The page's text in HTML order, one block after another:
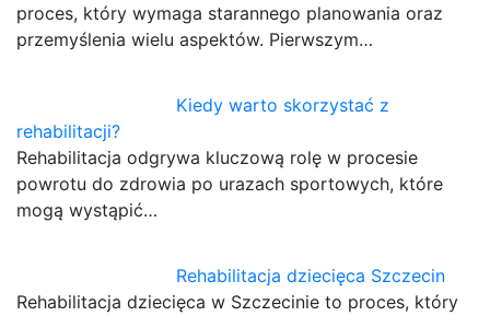
proces, który wymaga starannego planowania oraz
przemyślenia wielu aspektów. Pierwszym…
Kiedy warto skorzystać z
rehabilitacji?
Rehabilitacja odgrywa kluczową rolę w procesie
powrotu do zdrowia po urazach sportowych, które
mogą wystąpić…
Rehabilitacja dziecięca Szczecin
Rehabilitacja dziecięca w Szczecinie to proces, który